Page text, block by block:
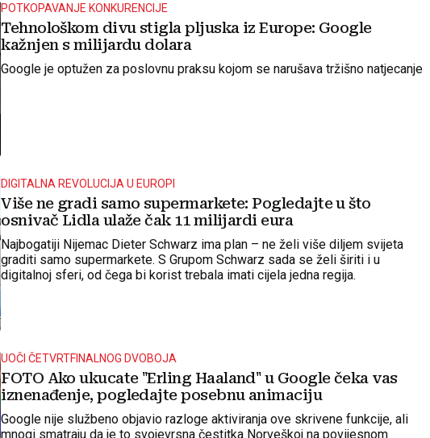
POTKOPAVANJE KONKURENCIJE
Tehnološkom divu stigla pljuska iz Europe: Google
kažnjen s milijardu dolara
Google je optužen za poslovnu praksu kojom se narušava tržišno natjecanje
DIGITALNA REVOLUCIJA U EUROPI
Više ne gradi samo supermarkete: Pogledajte u što
osnivač Lidla ulaže čak 11 milijardi eura
Najbogatiji Nijemac Dieter Schwarz ima plan – ne želi više diljem svijeta
graditi samo supermarkete. S Grupom Schwarz sada se želi širiti i u
digitalnoj sferi, od čega bi korist trebala imati cijela jedna regija.
UOČI ČETVRTFINALNOG DVOBOJA
FOTO Ako ukucate "Erling Haaland" u Google čeka vas
iznenađenje, pogledajte posebnu animaciju
Google nije službeno objavio razloge aktiviranja ove skrivene funkcije, ali
mnogi smatraju da je to svojevrsna čestitka Norveškoj na povijesnom